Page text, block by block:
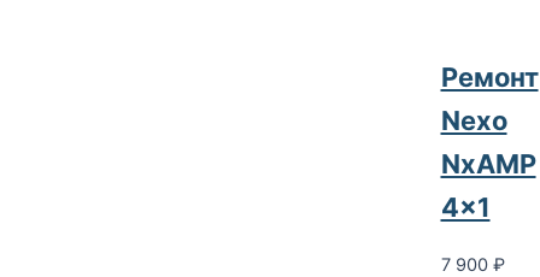
Ремонт
Nexo
NxAMP
4×1
7 900 ₽